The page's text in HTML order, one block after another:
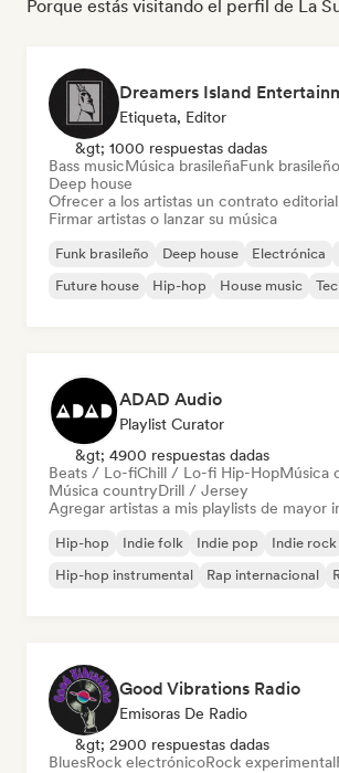
Porque estás visitando el perfil de La
Dreamers Island
Etiqueta, Editor
&gt; 1000 respuestas dadas
Bass musicMúsica brasileñaFunk brasileño
Deep house
Ofrecer a los artistas un contrato
Firmar artistas o lanzar su música
Funk brasileño Deep house Electrónica
Future house
Hip-hop House music
ADAD Audio
Playlist Curator
&gt; 4900 respuestas dadas
Beats / Lo-fiChill / Lo-fi Hip-HopMúsica
Música countryDrill / Jersey
Agregar artistas a mis playlists de mayor
Hip-hop Indie folk Indie pop Indie rock
Hip-hop instrumental
Rap internacional
Good Vibrations Radio
Emisoras De Radio
&gt; 2900 respuestas dadas
BluesRock electrónicoRock experimental